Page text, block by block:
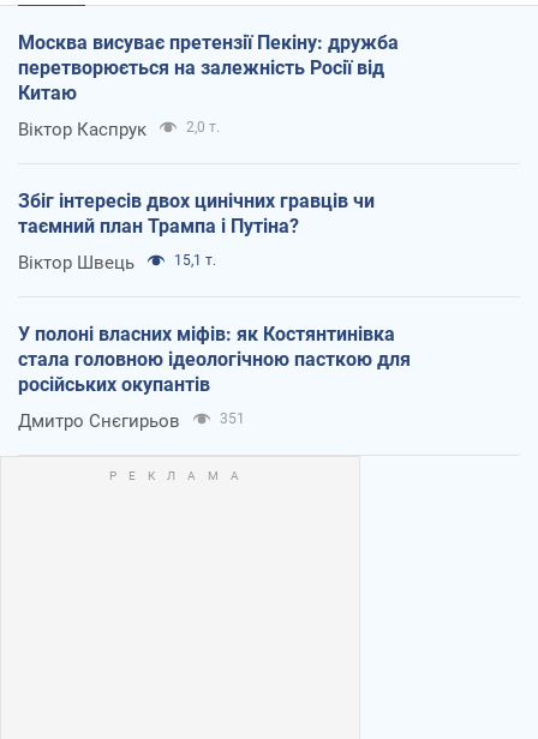
Москва висуває претензії Пекіну: дружба
перетворюється на залежність Росії від
Китаю
Віктор Каспрук 2,0 т.
Збіг інтересів двох цинічних гравців чи
таємний план Трампа і Путіна?
Віктор Швець 15,1 т.
У полоні власних міфів: як Костянтинівка
стала головною ідеологічною пасткою для
російських окупантів
Дмитро Снєгирьов 351